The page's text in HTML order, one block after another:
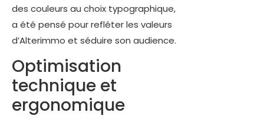
des couleurs au choix typographique,
a été pensé pour refléter les valeurs
d’Alterimmo et séduire son audience.
Optimisation
technique et
ergonomique